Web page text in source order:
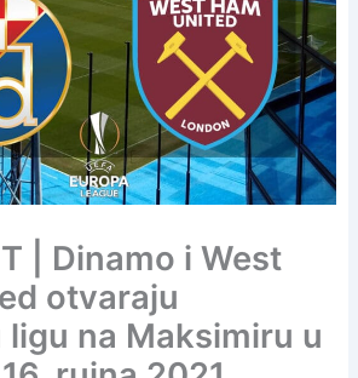
| Dinamo i West
otvaraju
ligu na Maksimiru u